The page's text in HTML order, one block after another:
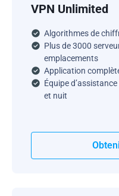
VPN Unlimited
Algorithmes de
Plus de 3000
emplacements
Application
Équipe
et nuit